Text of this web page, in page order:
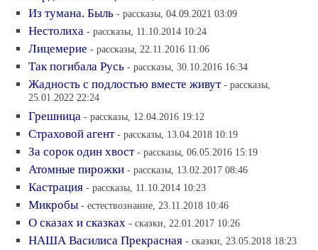
Из тумана. Быль - рассказы, 04.09.2021 03:09
Нестолиха - рассказы, 11.10.2014 10:24
Лицемерие - рассказы, 22.11.2016 11:06
Так погибала Русь - рассказы, 30.10.2016 16:34
Жадность с подлостью вместе живут - рассказы,
25.01.2022 22:24
Грешница - рассказы, 12.04.2016 19:12
Страховой агент - рассказы, 13.04.2018 10:19
За сорок один хвост - рассказы, 06.05.2016 15:19
Атомные пирожки - рассказы, 13.02.2017 08:46
Кастрация - рассказы, 11.10.2014 10:23
Микробы - естествознание, 23.11.2018 10:46
О сказах и сказках - сказки, 22.01.2017 10:26
НАША Василиса Прекрасная - сказки, 23.05.2018 18:23